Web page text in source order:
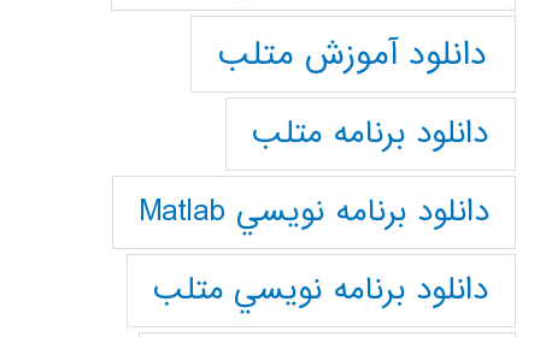
دانلود آموزش متلب
دانلود برنامه متلب
دانلود برنامه نويسي Matlab
دانلود برنامه نويسي متلب